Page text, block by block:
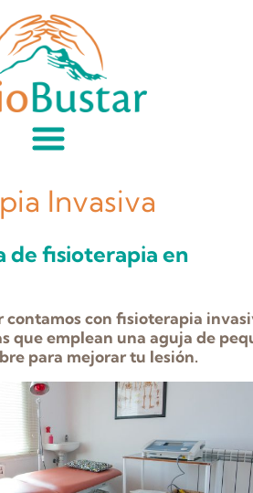
Invasiva
de fisioterapia en
contamos con fisioterapia
que emplean una aguja de
para mejorar tu lesión.